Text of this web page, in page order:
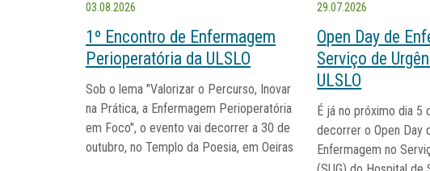
03.08.2026
1º Encontro de Enfermagem
Perioperatória da ULSLO
Sob o lema "Valorizar o Percurso, Inovar
na Prática, a Enfermagem Perioperatória
em Foco", o evento vai decorrer a 30 de
outubro, no Templo da Poesia, em Oeiras
29.07.2026
Open Day de
Serviço de
ULSLO
É já no próximo dia 5
decorrer o Open Day
Enfermagem no